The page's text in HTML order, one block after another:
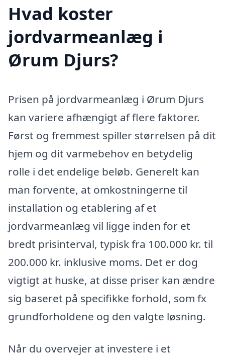
Hvad koster
jordvarmeanlæg i
Ørum Djurs?
Prisen på jordvarmeanlæg i Ørum Djurs
kan variere afhængigt af flere faktorer.
Først og fremmest spiller størrelsen på dit
hjem og dit varmebehov en betydelig
rolle i det endelige beløb. Generelt kan
man forvente, at omkostningerne til
installation og etablering af et
jordvarmeanlæg vil ligge inden for et
bredt prisinterval, typisk fra 100.000 kr. til
200.000 kr. inklusive moms. Det er dog
vigtigt at huske, at disse priser kan ændre
sig baseret på specifikke forhold, som fx
grundforholdene og den valgte løsning.
Når du overvejer at investere i et